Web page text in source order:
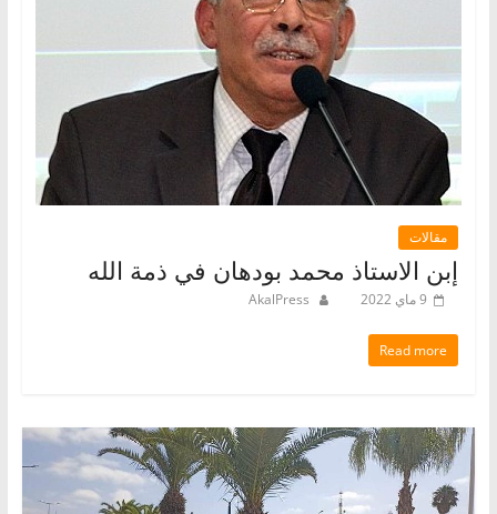
مقالات
إبن الاستاذ محمد بودهان في ذمة الله
9 ماي 2022 AkalPress
Read more